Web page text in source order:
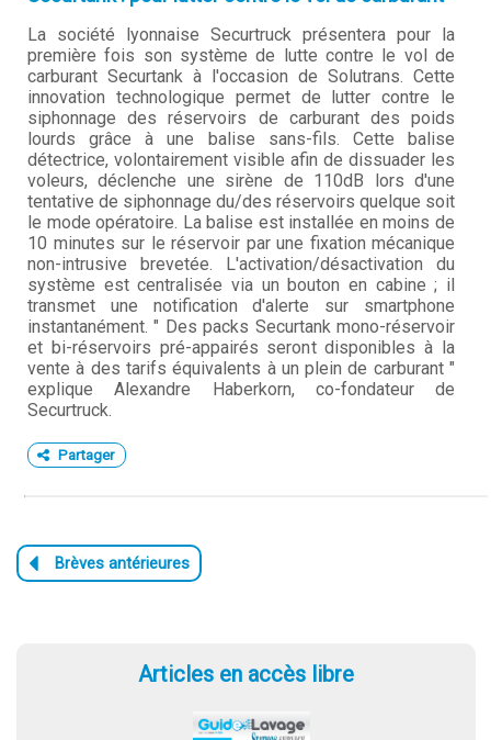
La société lyonnaise Securtruck présentera pour la
première fois son système de lutte contre le vol de
carburant Securtank à l'occasion de Solutrans. Cette
innovation technologique permet de lutter contre le
siphonnage des réservoirs de carburant des poids
lourds grâce à une balise sans-fils. Cette balise
détectrice, volontairement visible afin de dissuader les
voleurs, déclenche une sirène de 110dB lors d'une
tentative de siphonnage du/des réservoirs quelque soit
le mode opératoire. La balise est installée en moins de
10 minutes sur le réservoir par une fixation mécanique
non-intrusive brevetée. L'activation/désactivation du
système est centralisée via un bouton en cabine ; il
transmet une notification d'alerte sur smartphone
instantanément. " Des packs Securtank mono-réservoir
et bi-réservoirs pré-appairés seront disponibles à la
vente à des tarifs équivalents à un plein de carburant "
explique Alexandre Haberkorn, co-fondateur de
Securtruck.
Partager
Articles en accès libre